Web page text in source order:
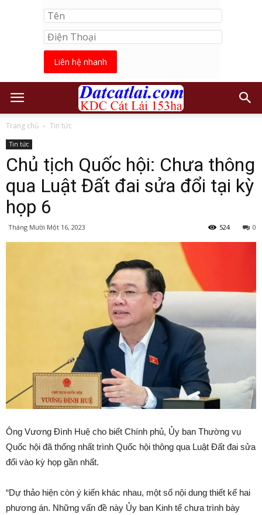
Liên hệ nhanh
Trang chủ Tin tức
Tin tức
Chủ tịch Quốc hội: Chưa thông
qua Luật Đất đai sửa đổi tại kỳ
họp 6
Tháng Mười Một 16, 2023 0
524
Ông Vương Đình Huệ cho biết Chính phủ, Ủy ban Thường vụ
Quốc hội đã thống nhất trình Quốc hội thông qua Luật Đất đai sửa
đổi vào kỳ họp gần nhất.
“Dự thảo hiện còn ý kiến khác nhau, một số nội dung thiết kế hai
phương án. Những vấn đề này Ủy ban Kinh tế chưa trình bày